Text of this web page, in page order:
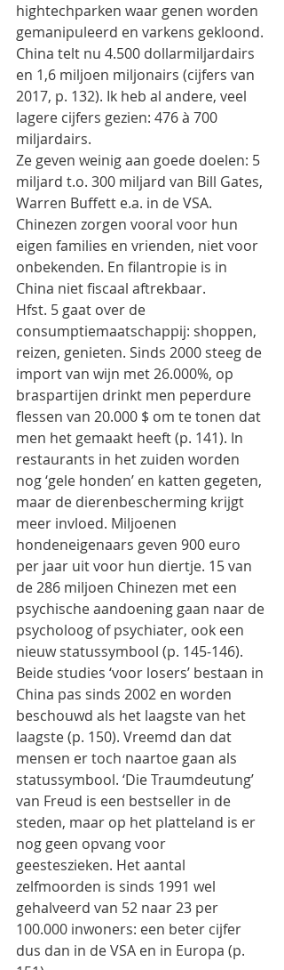
hightechparken waar genen worden
gemanipuleerd en varkens gekloond.
China telt nu 4.500 dollarmiljardairs
en 1,6 miljoen miljonairs (cijfers van
2017, p. 132). Ik heb al andere, veel
lagere cijfers gezien: 476 à 700
miljardairs.
Ze geven weinig aan goede doelen: 5
miljard t.o. 300 miljard van Bill Gates,
Warren Buffett e.a. in de VSA.
Chinezen zorgen vooral voor hun
eigen families en vrienden, niet voor
onbekenden. En filantropie is in
China niet fiscaal aftrekbaar.
Hfst. 5 gaat over de
consumptiemaatschappij: shoppen,
reizen, genieten. Sinds 2000 steeg de
import van wijn met 26.000%, op
braspartijen drinkt men peperdure
flessen van 20.000 $ om te tonen dat
men het gemaakt heeft (p. 141). In
restaurants in het zuiden worden
nog ‘gele honden’ en katten gegeten,
maar de dierenbescherming krijgt
meer invloed. Miljoenen
hondeneigenaars geven 900 euro
per jaar uit voor hun diertje. 15 van
de 286 miljoen Chinezen met een
psychische aandoening gaan naar de
psycholoog of psychiater, ook een
nieuw statussymbool (p. 145-146).
Beide studies ‘voor losers’ bestaan in
China pas sinds 2002 en worden
beschouwd als het laagste van het
laagste (p. 150). Vreemd dan dat
mensen er toch naartoe gaan als
statussymbool. ‘Die Traumdeutung’
van Freud is een bestseller in de
steden, maar op het platteland is er
nog geen opvang voor
geesteszieken. Het aantal
zelfmoorden is sinds 1991 wel
gehalveerd van 52 naar 23 per
100.000 inwoners: een beter cijfer
dus dan in de VSA en in Europa (p.